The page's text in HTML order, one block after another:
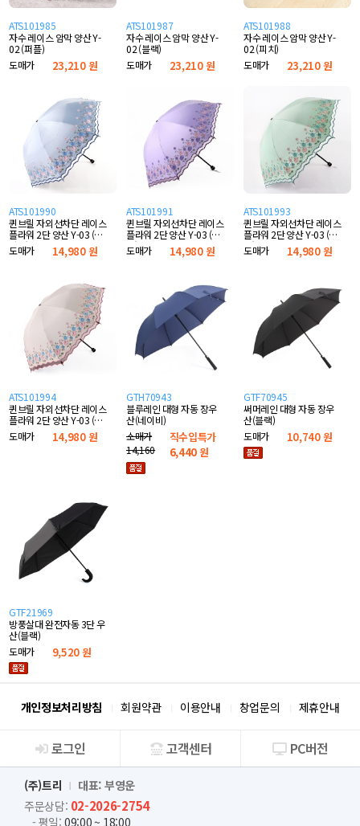
ATS101985
자수 레이스 암막 양산 Y-
02 (퍼플)
도매가
23,210 원
ATS101987
자수 레이스 암막 양산 Y-
02 (블랙)
도매가
23,210 원
ATS101988
자수 레이스 암막 양산 Y-
02 (피치)
도매가
23,210 원
ATS101990
퀸브릴 자외선차단 레이스
플라워 2단 양산 Y-03 (스
카이)
도매가 14,980 원
ATS101991
퀸브릴 자외선차단 레이스
플라워 2단 양산 Y-03 (퍼
플)
도매가 14,980 원
ATS101993
퀸브릴 자외선차단 레이스
플라워 2단 양산 Y-03 (민
트)
도매가 14,980 원
ATS101994
퀸브릴 자외선차단 레이스
플라워 2단 양산 Y-03 (피
치)
도매가 14,980 원
GTH70943
블루레인 대형 자동 장우
산(네이비)
소매가
14,160
직수입특가
6,440원
GTF70945
써머레인 대형 자동 장우
산(블랙)
도매가
10,740 원
GTF21969
방풍살대 완전자동 3단 우
산(블랙)
도매가
9,520 원
개인정보처리방침 회원약관 이용안내 창업문의 제휴안내
회사소개
로그인 고객센터 PC버전
(주)트리
대표: 부영운
주문상담: 02-2026-2754
- 평일: 09:00 ~ 18:00